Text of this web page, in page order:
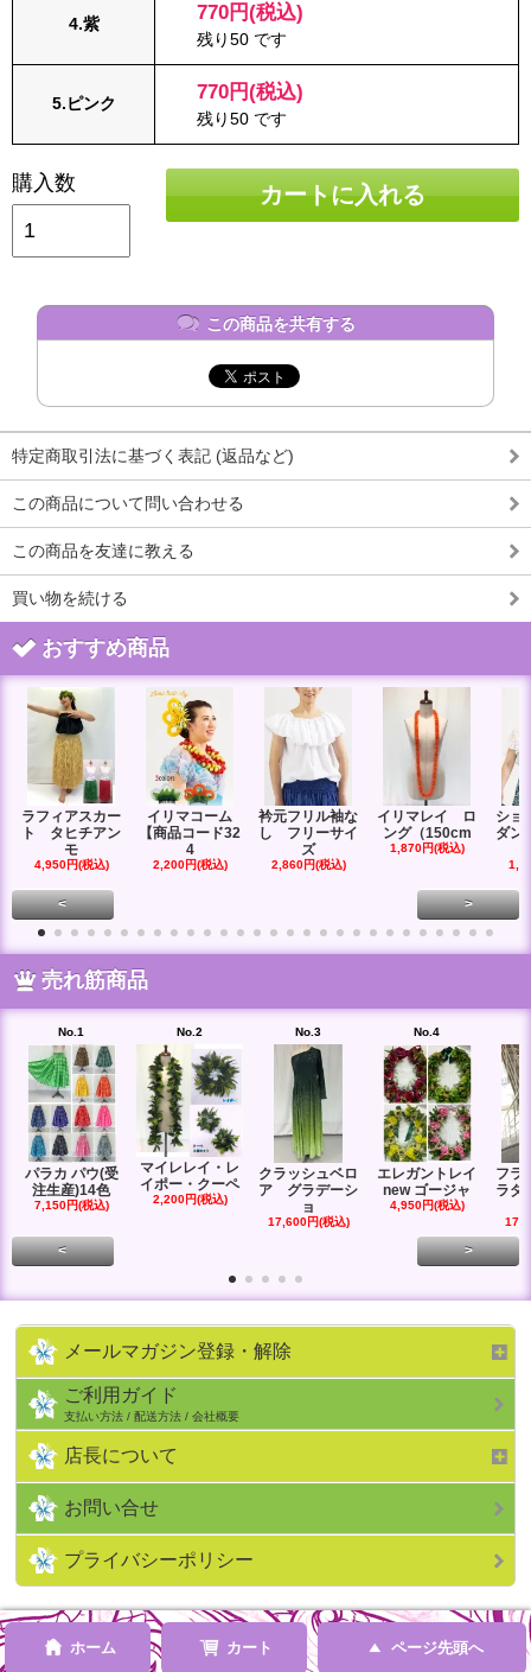
4.紫 770円(税込)
残り50 です
5.ピンク 770円(税込)
残り50 です
購入数 カートに入れる
この商品を共有する
特定商取引法に基づく表記 (返品など)
この商品について問い合わせる
この商品を友達に教える
買い物を続ける
おすすめ商品
ラフィアスカー
ト タヒチアン
モ
4,950円(税込)
イリマコーム
【商品コード32
4
2,200円(税込)
衿元フリル袖な
し フリーサイ
ズ
2,860円(税込)
イリマレイ ロ
ング（150cm
1,870円(税込)
ショ
ダン
< >
売れ筋商品
No.1
パラカ パウ(受
注生産)14色
7,150円(税込)
No.2
マイレレイ・レ
イポー・クーペ
2,200円(税込)
No.3
クラッシュベロ
ア グラデーシ
ョ
17,600円(税込)
No.4
エレガントレイ
new ゴージャ
4,950円(税込)
フラ
ラ
< >
メールマガジン登録・解除
ご利用ガイド
支払い方法 / 配送方法 / 会社概要
店長について
お問い合せ
プライバシーポリシー
ホーム カート ページ先頭へ